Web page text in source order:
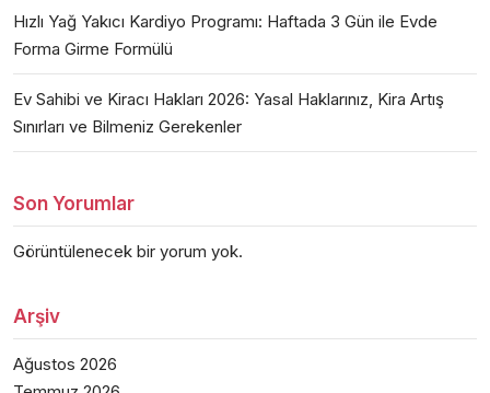
Hızlı Yağ Yakıcı Kardiyo Programı: Haftada 3 Gün ile Evde
Forma Girme Formülü
Ev Sahibi ve Kiracı Hakları 2026: Yasal Haklarınız, Kira Artış
Sınırları ve Bilmeniz Gerekenler
Son Yorumlar
Görüntülenecek bir yorum yok.
Arşiv
Ağustos 2026